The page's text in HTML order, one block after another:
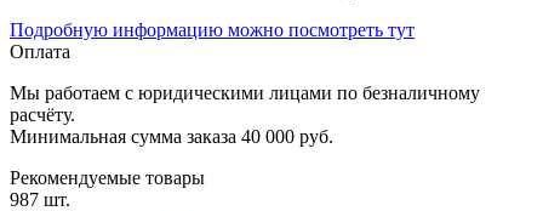
Подробную информацию можно посмотреть тут
Оплата
Мы работаем с юридическими лицами по безналичному
расчёту.
Минимальная сумма заказа 40 000 руб.
Рекомендуемые товары
987 шт.